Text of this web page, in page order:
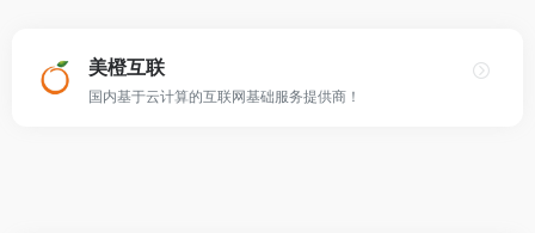
美橙互联
国内基于云计算的互联网基础服务提供商！